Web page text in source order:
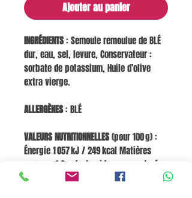
Ajouter au panier
INGRÉDIENTS: Semoule remoulue de BLÉ
dur, eau, sel, levure, Conservateur :
sorbate de potassium, Huile d’olive
extra vierge.
ALLERGÈNES: BLÉ
VALEURS NUTRITIONNELLES(pour 100 g) :
Énergie 1 057 kJ / 249 kcal Matières
grasses 1,2 g dont acides gras saturés
0,2 g Glucides 48,9 g dont sucres 0,5 g